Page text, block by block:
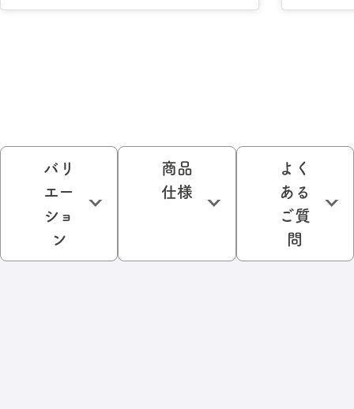
バリ
エー
ショ
ン
商品
仕様
よく
ある
ご質
問